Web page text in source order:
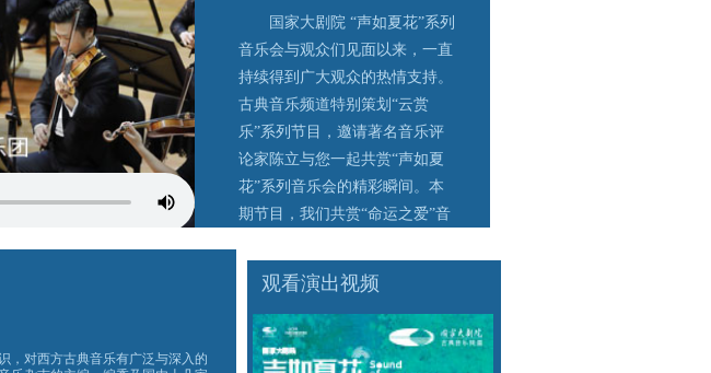
国家大剧院 “声如夏花”系列
音乐会与观众们见面以来，一直
持续得到广大观众的热情支持。
古典音乐频道特别策划“云赏
乐”系列节目，邀请著名音乐评
论家陈立与您一起共赏“声如夏
花”系列音乐会的精彩瞬间。本
期节目，我们共赏“命运之爱”音
，对西方古典音乐有广泛与深入的
观看演出视频